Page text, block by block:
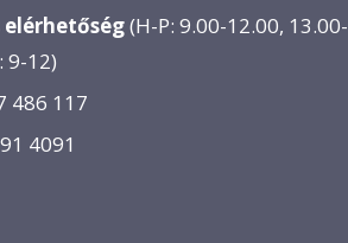
elérhetőség(H-P: 9.00-12.00, 13.00-
9-12)
486 117
4091